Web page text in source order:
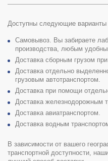
Доступны следующие варианты
Самовывоз. Вы забираете
производства, любым
Доставка сборным грузом
Доставка отдельно
грузовым автотранспортом.
Доставка при помощи
Доставка железнодорожным
Доставка авиатранспортом.
Доставка водным
В зависимости от вашего
транспортной доступности,